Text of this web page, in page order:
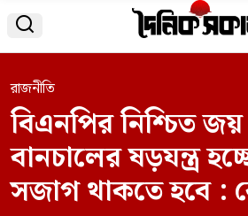

রাজনীতি
বিএনপির নিশ্চিত
বানচালের ষড়যন্ত্র
সজাগ থাকতে হবে :